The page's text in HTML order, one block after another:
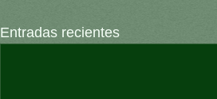
Entradas recientes